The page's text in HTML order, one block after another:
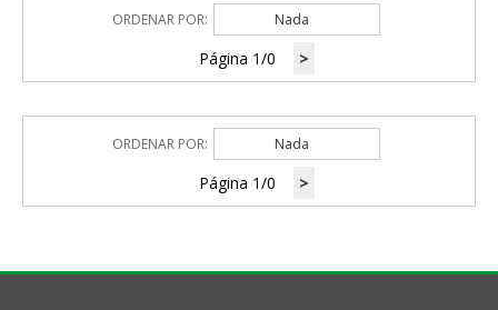
ORDENAR POR: Nada
Página 1/0 >
ORDENAR POR: Nada
Página 1/0 >